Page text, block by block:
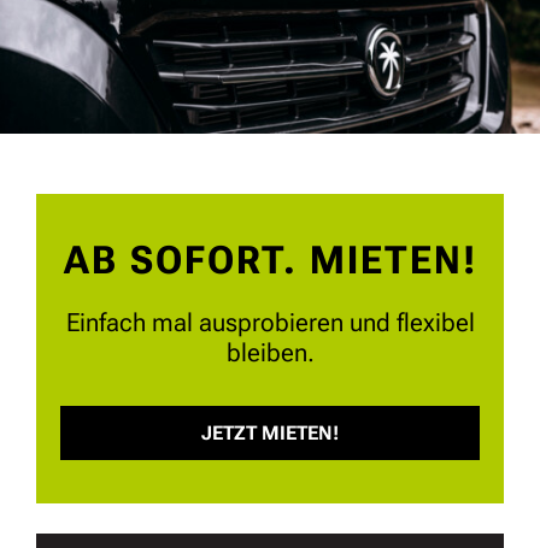
AB SOFORT. MIETEN!
Einfach mal ausprobieren und flexibel
bleiben.
JETZT MIETEN!